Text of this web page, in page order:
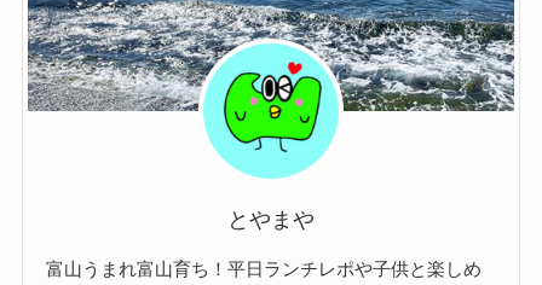
とやまや
富山うまれ富山育ち！平日ランチレポや子供と楽しめ